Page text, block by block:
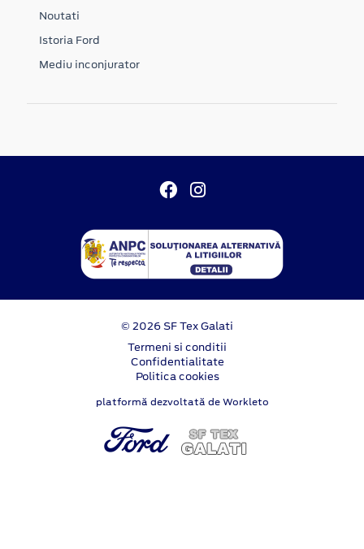
Noutati
Istoria Ford
Mediu inconjurator
© 2026 SF Tex Galati
Termeni si conditii
Confidentialitate
Politica cookies
platformă dezvoltată de Workleto